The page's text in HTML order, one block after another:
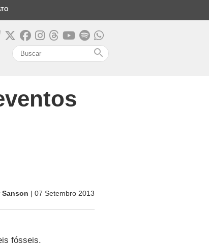
search
Sanson | 07 Setembro 2013
fósseis.